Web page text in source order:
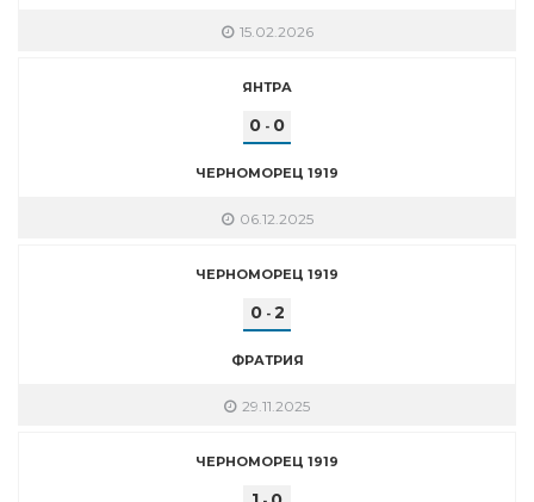
15.02.2026
ЯНТРА
0 - 0
ЧЕРНОМОРЕЦ 1919
06.12.2025
ЧЕРНОМОРЕЦ 1919
0- 2
ФРАТРИЯ
29.11.2025
ЧЕРНОМОРЕЦ 1919